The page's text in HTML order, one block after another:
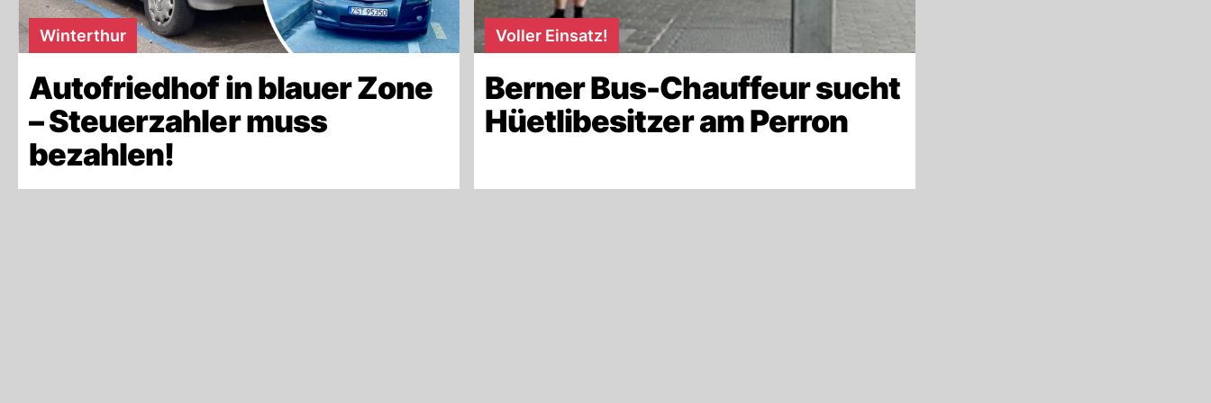
Winterthur
Autofriedhof in blauer Zone
– Steuerzahler muss
bezahlen!
Voller Einsatz!
Berner Bus-Chauffeur sucht
Hüetlibesitzer am Perron